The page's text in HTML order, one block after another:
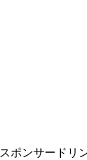
スポンサードリ